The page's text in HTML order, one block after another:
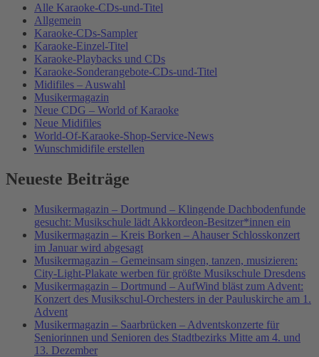
Alle Karaoke-CDs-und-Titel
Allgemein
Karaoke-CDs-Sampler
Karaoke-Einzel-Titel
Karaoke-Playbacks und CDs
Karaoke-Sonderangebote-CDs-und-Titel
Midifiles – Auswahl
Musikermagazin
Neue CDG – World of Karaoke
Neue Midifiles
World-Of-Karaoke-Shop-Service-News
Wunschmidifile erstellen
Neueste Beiträge
Musikermagazin – Dortmund – Klingende Dachbodenfunde
gesucht: Musikschule lädt Akkordeon-Besitzer*innen ein
Musikermagazin – Kreis Borken – Ahauser Schlosskonzert
im Januar wird abgesagt
Musikermagazin – Gemeinsam singen, tanzen, musizieren:
City-Light-Plakate werben für größte Musikschule Dresdens
Musikermagazin – Dortmund – AufWind bläst zum Advent:
Konzert des Musikschul-Orchesters in der Pauluskirche am 1.
Advent
Musikermagazin – Saarbrücken – Adventskonzerte für
Seniorinnen und Senioren des Stadtbezirks Mitte am 4. und
13. Dezember